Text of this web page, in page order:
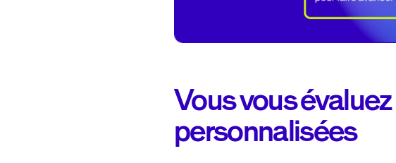
Vous vous
personnalisées